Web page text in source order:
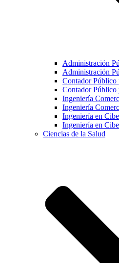
Administración
Administración
Contador
Contador
Ingeniería
Ingeniería
Ingeniería en
Ingeniería en
Ciencias de la Salud